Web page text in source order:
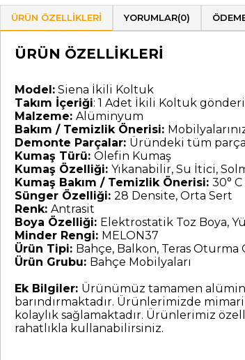
ÜRÜN ÖZELLIKLERI YORUMLAR(0)
ÜRÜN ÖZELLİKLERİ
Model: Siena İkili Koltuk
Takım İçeriği: 1 Adet İkili Koltuk
Malzeme: Alüminyum
Bakım / Temizlik Önerisi:
Demonte Parçalar: Üründeki tüm
Kumaş Türü: Olefin Kumaş
Kumaş Özelliği: Yıkanabilir, Su İtici,
Kumaş Bakım / Temizlik Önerisi: 30°
Sünger Özelliği: 28 Densite, Orta Sert
Renk: Antrasit
Boya Özelliği: Elektrostatik Toz Boya,
Minder Rengi: MELON37
Ürün Tipi: Bahçe, Balkon, Teras Oturma
Ürün Grubu: Bahçe Mobilyaları
Ek Bilgiler: Ürünümüz tamamen
barındırmaktadır. Ürünlerimizde
kolaylık sağlamaktadır. Ürünlerimiz
rahatlıkla kullanabilirsiniz.